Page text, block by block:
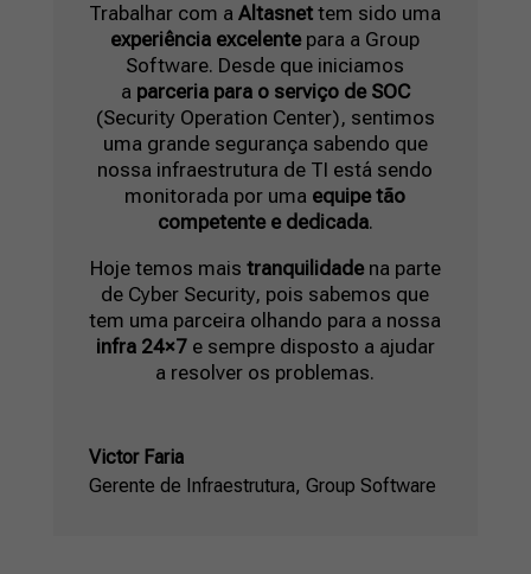
Trabalhar com aAltasnet tem sido uma
experiência excelentepara a Group
Software. Desde que iniciamos
a parceria para o serviço de SOC
(Security Operation Center), sentimos
uma grande segurança sabendo que
nossa infraestrutura de TI está sendo
monitorada por uma equipe tão
competente e dedicada.
Hoje temos mais tranquilidadena parte
de Cyber Security, pois sabemos que
tem uma parceira olhando para a nossa
infra 24×7e sempre disposto a ajudar
a resolver os problemas.
Victor Faria
Gerente de Infraestrutura, Group Software